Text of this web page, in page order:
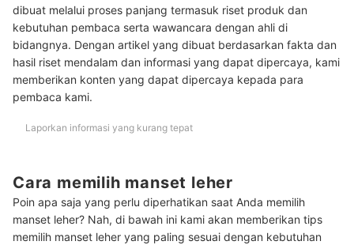
Baca juga rekomendasi outfit wanita muslim lainnya di sini
dibuat melalui proses panjang termasuk riset produk dan
kebutuhan pembaca serta wawancara dengan ahli di
bidangnya. Dengan artikel yang dibuat berdasarkan fakta dan
hasil riset mendalam dan informasi yang dapat dipercaya, kami
memberikan konten yang dapat dipercaya kepada para
pembaca kami.
Laporkan informasi yang kurang tepat
Cara memilih manset leher
Poin apa saja yang perlu diperhatikan saat Anda memilih
manset leher? Nah, di bawah ini kami akan memberikan tips
memilih manset leher yang paling sesuai dengan kebutuhan